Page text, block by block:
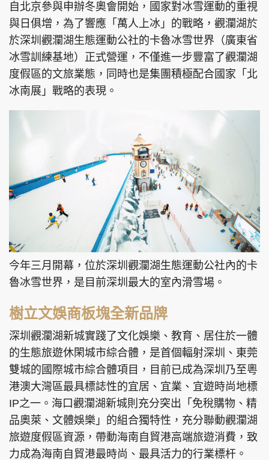
自北京參與申辦冬奧會開始，國家對冰雪運動的重視
與日俱增，為了響應「萬人上冰」的戰略，觀瀾湖於
於深圳觀瀾湖生態運動公社的卡魯冰雪世界（廣東省
冰雪訓練基地）正式營運，不僅進一步豐富了觀瀾湖
度假區的文旅業態，同時也是集團積極配合國家「北
冰南展」戰略的表現。
今年三月開幕，位於深圳觀瀾湖生態運動公社內的卡
魯冰雪世界，是目前深圳最大的室內滑雪場。
樹立文娛商板塊全新品牌
深圳觀瀾湖新城實踐了文化娛樂、教育、居住於一體
的生態旅遊休閑城市綜合體，是首個輻射深圳、東莞
雙城的國際城市綜合體項目，目前已成為深圳乃至粵
港澳大灣區最具標誌性的宜居、宜業、宜遊時尚地標
IP之一。海口觀瀾湖新城則充分突出「免稅購物、精
品奧萊、文體娛樂」的組合獨特性，充分聯動觀瀾湖
旅遊度假區資源，帶動海南自貿港高端旅遊消費，致
力成為海南自貿港最時尚、最具活力的行業標杆。